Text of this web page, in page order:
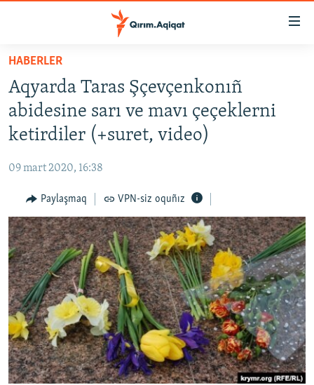
Esas
qaytmaq
Baş
navigatsiyağa
qaytmaq
Qıdıruvğa
HABERLER
SİYASET
İQTİSADİYAT
MEDENİYET
İNSAN AQLARI
VİDEO
SÜRET
BLOGLAR
FİKİR
Русский
Українською
HABERLER
Aqyarda Taras Şçevçenkonıñ
abidesine sarı ve mavı çeçeklerni
ketirdiler (+suret, video)
09 mart 2020, 16:38
Paylaşmaq VPN-siz oquñız